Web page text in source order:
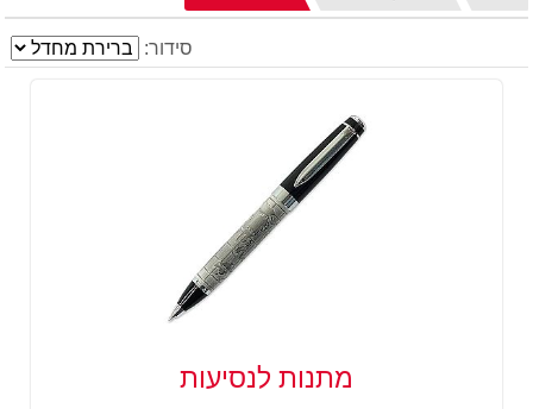
הבית
סידור:
מתנות לנסיעות